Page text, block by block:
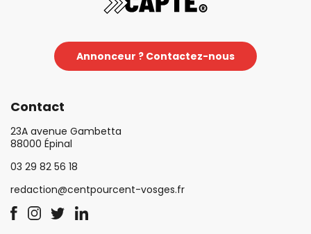
Annonceur ? Contactez-nous
Contact
23A avenue Gambetta
88000 Épinal
03 29 82 56 18
redaction@centpourcent-vosges.fr